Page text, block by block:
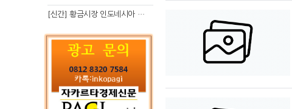
[신간] 황금시장 인도네시아 슈퍼리치의 성공 수업